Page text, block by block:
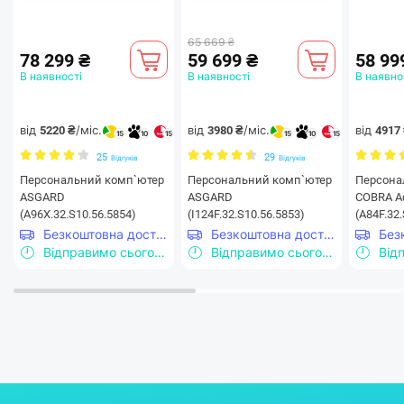
78 299 ₴
В наявності
від 5220 ₴/міс. 15 10 15
25 Відгуків
Персональний комп`ютер
ASGARD
(A96X.32.S10.56.5854)
Безкоштовна доставка
Відправимо сьогодні
65 669 ₴
59 699 ₴
В наявності
від 3980 ₴/міс. 15 10 15
29 Відгуків
Персональний комп`ютер
ASGARD
(I124F.32.S10.56.5853)
Безкоштовна доставка
Відправимо сьогодні
58
В
від 4917
COBRA